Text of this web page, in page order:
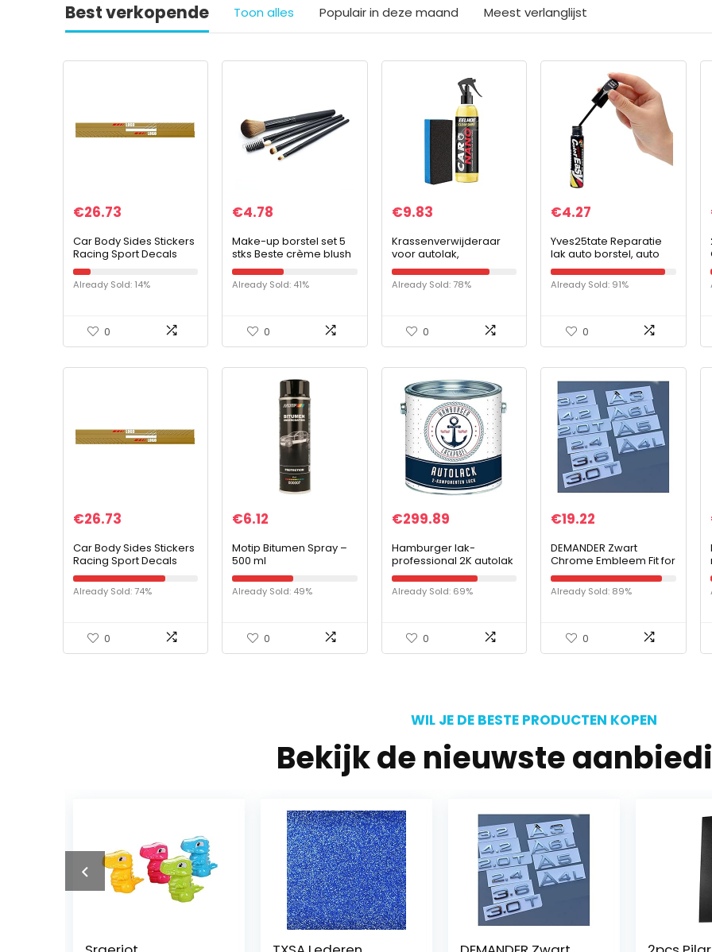
Best verkopende Toon alles Populair in deze maand Meest verlanglijst
€26.73
Car Body Sides Stickers
Racing Sport Decals
voor HO-NDA MUGEN
CI-VIC Varadero ACC-
ORD CRV Legend-type R
Already Sold: 14%
0
€4.78
Make-up borstel set 5
stks Beste crème blush
poeder platte neus
wang ronde kleine
hoekige fundering
Already Sold: 41%
0
€9.83
Krassenverwijderaar
voor autolak,
krasverwijderaar met
sponsborstel,
krasverwijderaar voor
Already Sold: 78%
0
€4.27
Yves25tate Reparatie
lak auto borstel, auto
krassen
reparatiemiddel, auto
krassen reparatie pen,
Already Sold: 91%
0
€26.73
Car Body Sides Stickers
Racing Sport Decals
voor HO-NDA MUGEN
CI-VIC Varadero ACC-
ORD CRV Legend-type R
Already Sold: 74%
0
€6.12
Motip Bitumen Spray –
500 ml
Already Sold: 49%
0
€299.89
Hamburger lak-
professional 2K autolak
mat groengrijs RAL 7009
grijs in set deklak – zeer
dekkend –
Already Sold: 69%
0
€19.22
DEMANDER Zwart
Chrome Embleem Fit for
Audi 1. 8T 2.0T 2.4 3.0T
3.2 3.6 A3 A4 A5 A6L A7
A8L Q3 Q5 Q7 Four
Already Sold: 89%
0
WIL JE DE BESTE PRODUCTEN KOPEN
Bekijk de nieuwste